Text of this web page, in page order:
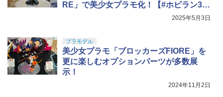
RE」で美少女プラモ化！【#ホビラン3
2025年5月3日
プラモデル
美少女プラモ「ブロッカーズFIORE」を
更に楽しむオプションパーツが多数展
示！
2024年11月2日